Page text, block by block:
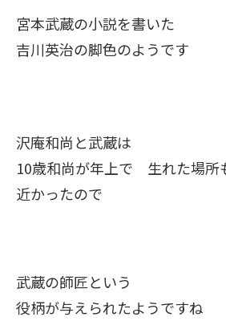
宮本武蔵の小説を書いた
吉川英治の脚色のようです
沢庵和尚と武蔵は
10歳和尚が年上で 生れた場
近かったので
武蔵の師匠という
役柄が与えられたようですね